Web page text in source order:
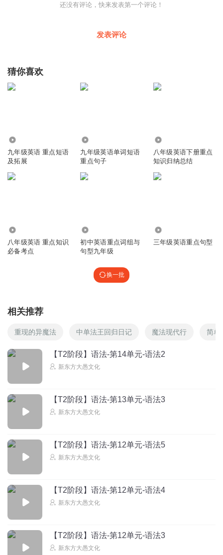
还没有评论，快来发表第一个评论！
发表评论
猜你喜欢
九年级英语 重点短语
及拓展
九年级英语单词短语
重点句子
八年级英语下册重点
知识归纳总结
八年级英语 重点知识
必备考点
初中英语重点词组与
句型九年级
三年级英语重点句型
换一批
相关推荐
重现的异魔法 中单法王回归日记 魔法现代行 简单
【T2阶段】语法-第14单元-语法2
新东方大愚文化
【T2阶段】语法-第13单元-语法3
新东方大愚文化
【T2阶段】语法-第12单元-语法5
新东方大愚文化
【T2阶段】语法-第12单元-语法4
新东方大愚文化
【T2阶段】语法-第12单元-语法3
新东方大愚文化